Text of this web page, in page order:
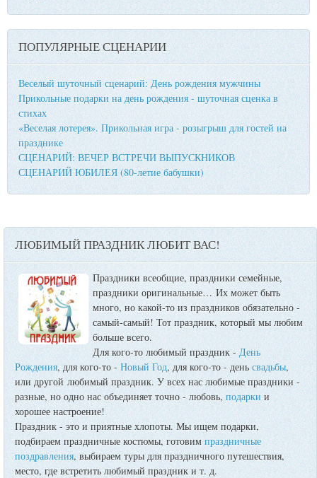
ПОПУЛЯРНЫЕ СЦЕНАРИИ
Веселый шуточный сценарий: День рождения мужчины
Прикольные подарки на день рождения - шуточная сценка в
стихах
«Веселая лотерея». Прикольная игра - розыгрыш для гостей на
празднике
СЦЕНАРИЙ: ВЕЧЕР ВСТРЕЧИ ВЫПУСКНИКОВ
СЦЕНАРИЙ ЮБИЛЕЯ (80-летие бабушки)
ЛЮБИМЫЙ ПРАЗДНИК ЛЮБИТ ВАС!
Праздники всеобщие, праздники семейные,
праздники оригинальные… Их может быть
много, но какой-то из праздников обязательно -
самый-самый! Тот праздник, который мы любим
больше всего.
Для кого-то любимый праздник - День
Рождения, для кого-то -Новый Год, для кого-то - деньсвадьбы,
или другой любимый праздник. У всех нас любимые праздники -
разные, но одно нас объединяет точно - любовь,подаркии
хорошее настроение!
Праздник - это и приятные хлопоты. Мы ищем подарки,
подбираем праздничные костюмы, готовимпраздничные
поздравления, выбираем туры для праздничного путешествия,
место, где встретить любимый праздник и т. д.